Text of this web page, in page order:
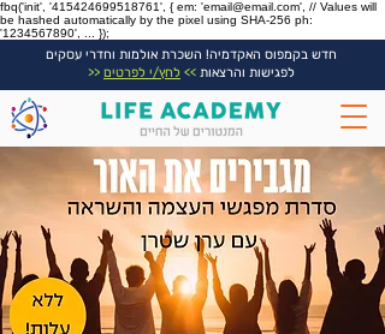
fbq('init', '415424699518761', { em: 'email@email.com', // Values will
be hashed automatically by the pixel using SHA-256 ph:
'1234567890', ... });
חדש בקמפוס האקדמיה! השכרת אולמות וחדרי עסקים
לפגישות והרצאות >> לחץ/י לפרטים <<